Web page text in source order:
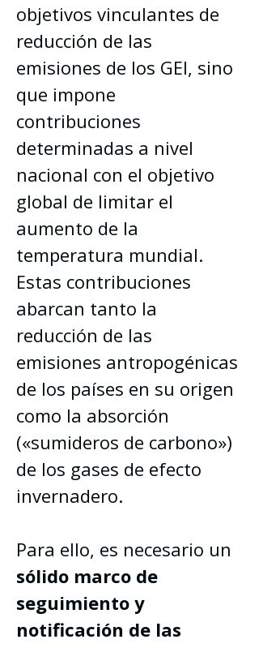
objetivos vinculantes de
reducción de las
emisiones de los GEI, sino
que impone
contribuciones
determinadas a nivel
nacional con el objetivo
global de limitar el
aumento de la
temperatura mundial.
Estas contribuciones
abarcan tanto la
reducción de las
emisiones antropogénicas
de los países en su origen
como la absorción
(«sumideros de carbono»)
de los gases de efecto
invernadero.
Para ello, es necesario un
sólido marco de
seguimiento y
notificación de las